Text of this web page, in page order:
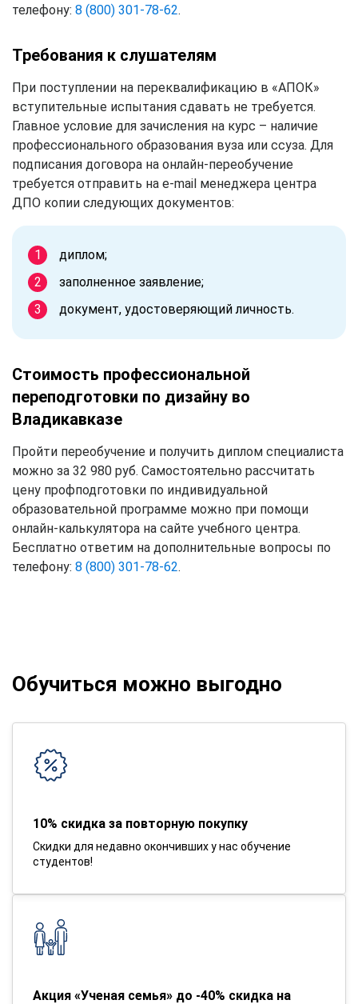
телефону: 8 (800) 301-78-62.
Требования к слушателям
При поступлении на переквалификацию в «АПОК»
вступительные испытания сдавать не требуется.
Главное условие для зачисления на курс – наличие
профессионального образования вуза или ссуза. Для
подписания договора на онлайн-переобучение
требуется отправить на e-mail менеджера центра
ДПО копии следующих документов:
диплом;
заполненное заявление;
документ, удостоверяющий личность.
Стоимость профессиональной
переподготовки по дизайну во
Владикавказе
Пройти переобучение и получить диплом специалиста
можно за 32 980 руб. Самостоятельно рассчитать
цену профподготовки по индивидуальной
образовательной программе можно при помощи
онлайн-калькулятора на сайте учебного центра.
Бесплатно ответим на дополнительные вопросы по
телефону: 8 (800) 301-78-62.
Обучиться можно выгодно
10% скидка за повторную покупку
Скидки для недавно окончивших у нас обучение
студентов!
Акция «Ученая семья» до -40% скидка на